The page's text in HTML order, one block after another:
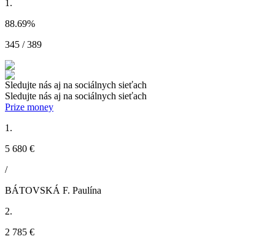
1.
88.69%
345 / 389
Sledujte nás aj na sociálnych sieťach
Sledujte nás aj na sociálnych sieťach
Prize money
1.
5 680 €
/
BÁTOVSKÁ F. Paulína
2.
2 785 €